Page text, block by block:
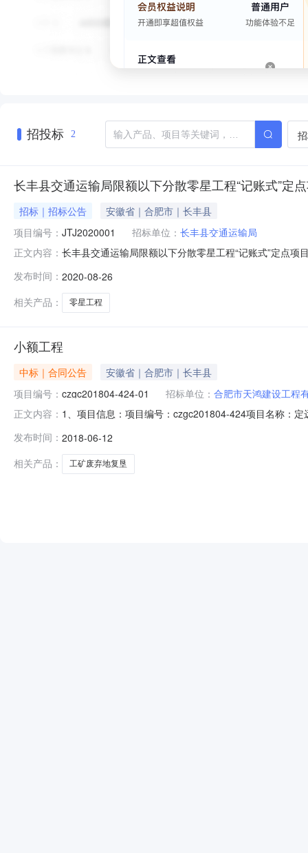
招投标 2
长丰县交通运输局限额以下分散零星工程“记账式”定
招标｜招标公告
安徽省｜合肥市｜长丰县
项目编号： JTJ2020001 招标单位： 长丰县交通运输局
正文内容： 长丰县交通运输局限额以下分散零星工程“记账式”定点
号：JTJ20200012．项目名称：长丰县交通运输局限额
抢险和特殊项目
发布时间： 2020-08-26
相关产品：
零星工程
小额工程
中标｜合同公告
安徽省｜合肥市｜长丰县
项目编号： czgc201804-424-01 招标单位： 合肥市天鸿建设工程
正文内容： 1、项目信息：项目编号：czgc201804-424项目名称：
容：定远县大桥镇2016年二批次工矿废弃地复垦项目【
发布时间： 2018-06-12
相关产品：
工矿废弃地复垦